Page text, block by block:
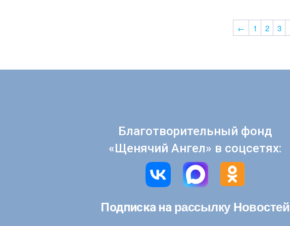
← 1 2 3
Благотворительный фонд
«Щенячий Ангел» в соцсетях:
Подписка на рассылку Новостей